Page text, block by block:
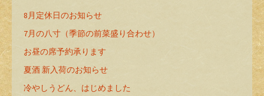
8月定休日のお知らせ
7月の八寸（季節の前菜盛り合わせ）
お昼の席予約承ります
夏酒 新入荷のお知らせ
冷やしうどん、はじめました